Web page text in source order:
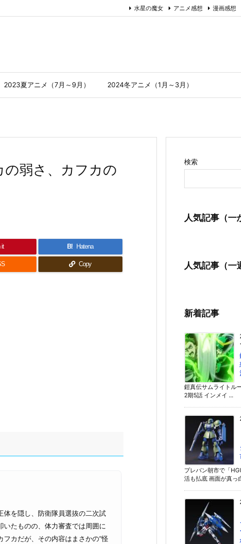
2023夏アニメ（7月～9月） 2024冬アニメ（1月～3月）
水星の魔女 アニメ感想 漫画感想
弱さ、カフカの
it B! Hatena
Copy
体を隠し、防衛隊員選抜の二次試
たものの、体力審査では周囲に
カだが、その内容はまさかの“怪
検索
人気記事（一
人気記事（一
新着記事
鎧真伝サムライトル
2期5話 インメイ ...
プレバン朝市で「
活も払底 画面が真っ